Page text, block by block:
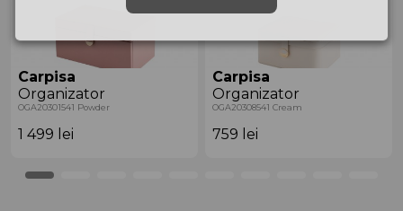
Carpisa
Organizator
OGA20301541 Powder
1 499 lei
Carpisa
Organizator
OGA20308541 Cream
759 lei